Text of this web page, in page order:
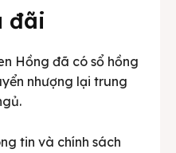
đãi
Hồng đã có sổ hồng
nhượng lại trung
tin và chính sách